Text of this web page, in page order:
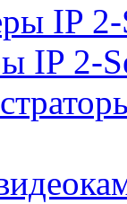
IP 2-
IP 2-